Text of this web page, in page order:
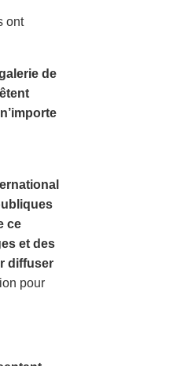
ont
de
ce
et des
diffuser
pour